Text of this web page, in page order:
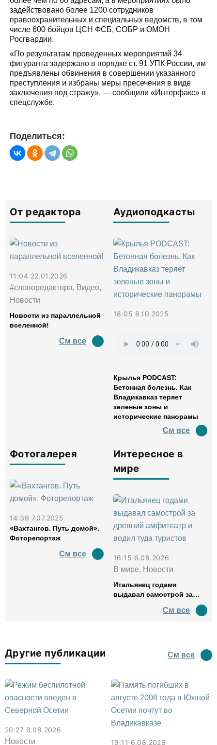
задействовано более 1200 сотрудников
правоохранительных и специальных ведомств, в том
числе 600 бойцов ЦСН ФСБ, СОБР и ОМОН
Росгвардии.
«По результатам проведенных мероприятий 34
фигуранта задержано в порядке ст. 91 УПК России, им
предъявлены обвинения в совершении указанного
преступления и избраны меры пресечения в виде
заключения под стражу», — сообщили «Интерфакс» в
спецслужбе.
Поделиться:
От редактора
11:04 22.01.2026
#словоредактора, Видео,
Новости
Новости из параллельной
вселенной!
См все
Аудиоподкасты
18:05 8.10.2025
Крылья PODCAST:
Бетонная болезнь. Как
Владикавказ теряет
зеленые зоны и
исторические панорамы
См все
Фотогалерея
14:39 7.07.2025
«Вахтангов. Путь домой».
Фоторепортаж
См все
Интересное в
мире
16:15 6.08.2026
В мире, Новости
Итальянец годами
выдавал самострой за
водил туда туристов
См все
Другие публикации См все
20:27 6.08.2026
Новости
19:11 6.08.2026